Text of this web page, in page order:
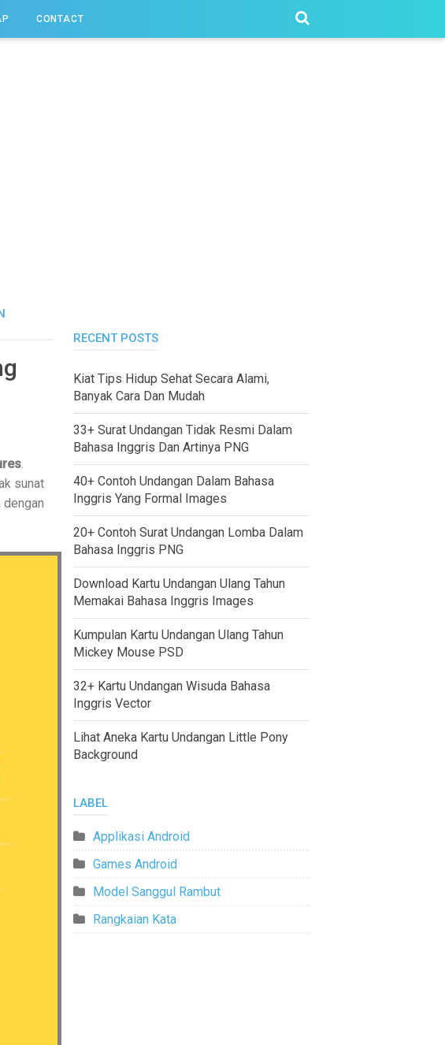
CONTACT
.
sunat
dengan
RECENT POSTS
Kiat Tips Hidup Sehat Secara Alami,
Banyak Cara Dan Mudah
33+ Surat Undangan Tidak Resmi Dalam
Bahasa Inggris Dan Artinya PNG
40+ Contoh Undangan Dalam Bahasa
Inggris Yang Formal Images
20+ Contoh Surat Undangan Lomba Dalam
Bahasa Inggris PNG
Download Kartu Undangan Ulang Tahun
Memakai Bahasa Inggris Images
Kumpulan Kartu Undangan Ulang Tahun
Mickey Mouse PSD
32+ Kartu Undangan Wisuda Bahasa
Inggris Vector
Lihat Aneka Kartu Undangan Little Pony
Background
LABEL
Applikasi Android
Games Android
Model Sanggul Rambut
Rangkaian Kata